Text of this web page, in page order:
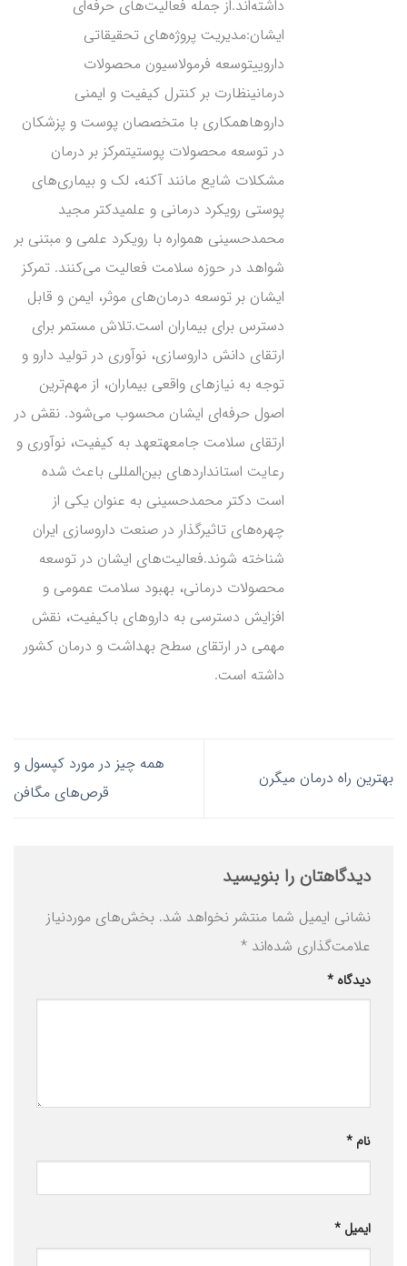
داشته‌اند.از جمله فعالیت‌های حرفه‌ای
ایشان:مدیریت پروژه‌های تحقیقاتی
داروییتوسعه فرمولاسیون محصولات
درمانینظارت بر کنترل کیفیت و ایمنی
داروهاهمکاری با متخصصان پوست و پزشکان
در توسعه محصولات پوستیتمرکز بر درمان
مشکلات شایع مانند آکنه، لک و بیماری‌های
پوستی رویکرد درمانی و علمیدکتر مجید
محمدحسینی همواره با رویکرد علمی و مبتنی بر
شواهد در حوزه سلامت فعالیت می‌کنند. تمرکز
ایشان بر توسعه درمان‌های موثر، ایمن و قابل
دسترس برای بیماران است.تلاش مستمر برای
ارتقای دانش داروسازی، نوآوری در تولید دارو و
توجه به نیازهای واقعی بیماران، از مهم‌ترین
اصول حرفه‌ای ایشان محسوب می‌شود. نقش در
ارتقای سلامت جامعهتعهد به کیفیت، نوآوری و
رعایت استانداردهای بین‌المللی باعث شده
است دکتر محمدحسینی به عنوان یکی از
چهره‌های تاثیرگذار در صنعت داروسازی ایران
شناخته شوند.فعالیت‌های ایشان در توسعه
محصولات درمانی، بهبود سلامت عمومی و
افزایش دسترسی به داروهای باکیفیت، نقش
مهمی در ارتقای سطح بهداشت و درمان کشور
داشته است.
بهترین راه درمان میگرن
همه چیز در مورد کپسول و
قرص‌های مگافن
دیدگاهتان را بنویسید
نشانی ایمیل شما منتشر نخواهد شد. بخش‌های موردنیاز
علامت‌گذاری شده‌اند *
دیدگاه *
نام *
ایمیل *